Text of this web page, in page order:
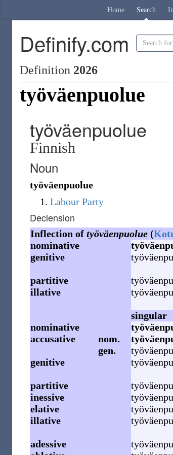
Home Search
Definify.com
Definition 2026
työväenpuolue
työväenpuolue
Finnish
Noun
työväenpuolue
Labour Party
Declension
Inflection of työväenpuolue (
nominative
genitive
partitive
illative
singular
nominative
accusative
nom.
gen.
genitive
partitive
inessive
elative
illative
adessive